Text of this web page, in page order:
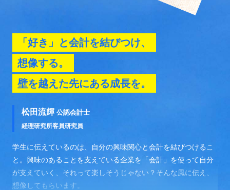
「好き」と会計を結びつけ、
想像する。
壁を越えた先にある成長を。
松田流輝 公認会計士
経理研究所客員研究員
学生に伝えているのは、自分の興味関心と会計を結びつけるこ
と。興味のあることを支えている企業を「会計」を使って自分
が支えていく、それって楽しそうじゃない？そんな風に伝え、
想像してもらいます。